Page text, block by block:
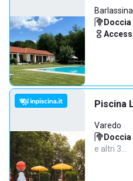
Barlassina
Piscina
Varedo
e altri 3…